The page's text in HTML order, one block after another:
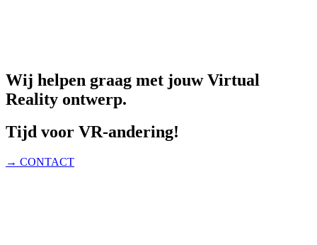
Wij helpen graag met jouw Virtual
Reality ontwerp.
Tijd voor VR-andering!
→ CONTACT